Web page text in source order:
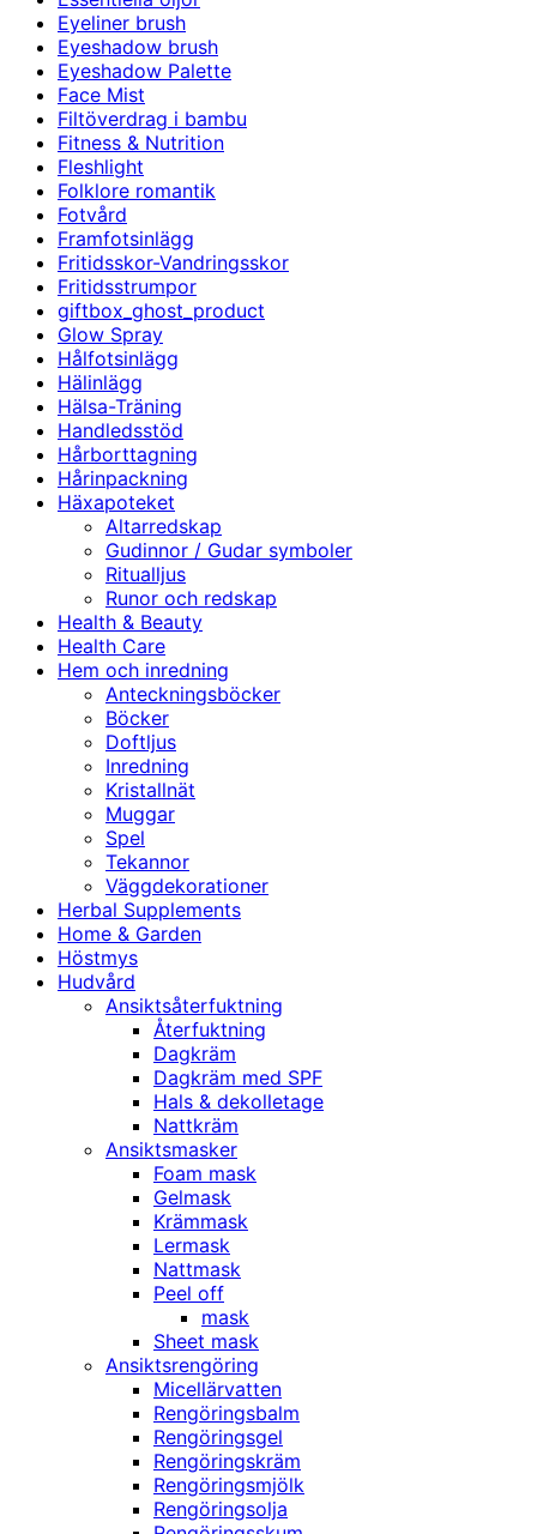
Eyeliner brush
Eyeshadow brush
Eyeshadow Palette
Face Mist
Filtöverdrag i bambu
Fitness & Nutrition
Fleshlight
Folklore romantik
Fotvård
Framfotsinlägg
Fritidsskor-Vandringsskor
Fritidsstrumpor
giftbox_ghost_product
Glow Spray
Hålfotsinlägg
Hälinlägg
Hälsa-Träning
Handledsstöd
Hårborttagning
Hårinpackning
Häxapoteket
Altarredskap
Gudinnor / Gudar symboler
Ritualljus
Runor och redskap
Health & Beauty
Health Care
Hem och inredning
Anteckningsböcker
Böcker
Doftljus
Inredning
Kristallnät
Muggar
Spel
Tekannor
Väggdekorationer
Herbal Supplements
Home & Garden
Höstmys
Hudvård
Ansiktsåterfuktning
Återfuktning
Dagkräm
Dagkräm med SPF
Hals & dekolletage
Nattkräm
Ansiktsmasker
Foam mask
Gelmask
Krämmask
Lermask
Nattmask
Peel off
mask
Sheet mask
Ansiktsrengöring
Micellärvatten
Rengöringsbalm
Rengöringsgel
Rengöringskräm
Rengöringsmjölk
Rengöringsolja